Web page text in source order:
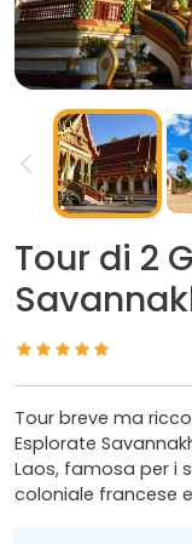
Tour di 2
Tour breve ma
Esplorate
Laos, famosa per i
coloniale francese